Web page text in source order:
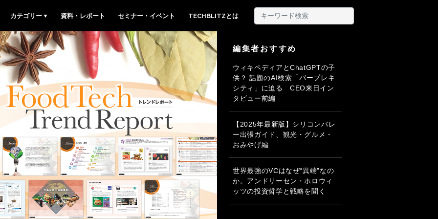
カテゴリー 資料・レポート セミナー・イベント TECHBLITZとは
編集者おすすめ
ウィキペディアとChatGPTの子
供？ 話題のAI検索「パープレキ
シティ」に迫る CEO来日イン
タビュー前編
【2025年最新版】シリコンバレ
ー出張ガイド、観光・グルメ・
おみやげ編
世界最強のVCはなぜ“異端”なの
か。アンドリーセン・ホロウィ
ッツの投資哲学と戦略を聞く